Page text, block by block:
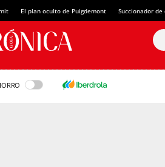
El plan oculto de Puigdemont Succionador